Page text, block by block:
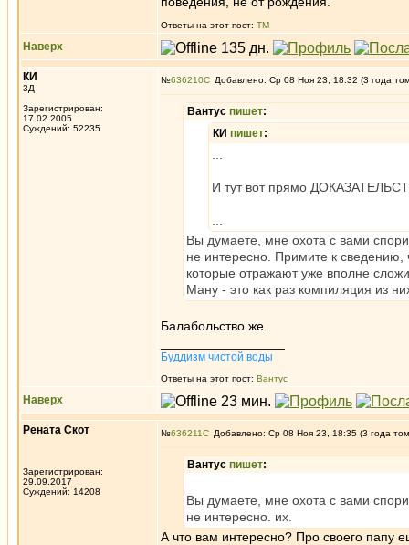
Ответы на этот пост: ТМ
Наверх
КИ
3Д
Зарегистрирован:
17.02.2005
Суждений: 52235
№636210 Добавлено: Ср 08 Ноя 23, 18:32 (3 года
Вантус пишет:
КИ пишет:
И тут вот прямо
Вы думаете, мне охота с вами
не интересно. Примите к сведению,
которые отражают уже вполне
Ману - это как раз компиляция из
Балабольство же.
Буддизм чистой воды
Ответы на этот пост: Вантус
Наверх
Рената Скот
Зарегистрирован:
29.09.2017
Суждений: 14208
№636211 Добавлено: Ср 08 Ноя 23, 18:35 (3 года
Вантус пишет:
Вы думаете, мне охота с вами
не интересно. их.
А что вам интересно? Про своего папу